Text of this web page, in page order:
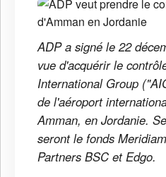
ADP a signé le 22
vue d'acquérir le
International Group
de l'aéroport
Amman, en Jordanie.
seront le fonds
Partners BSC et Edgo.